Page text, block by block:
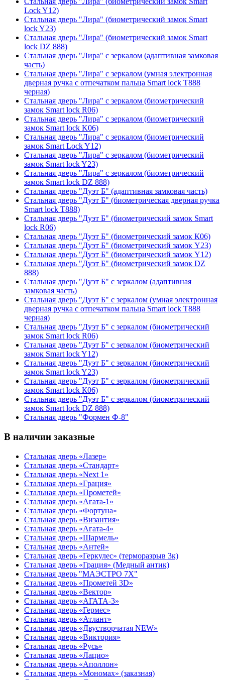
Lock Y12)
Стальная дверь "Лира" (биометрический замок Smart
lock Y23)
Стальная дверь "Лира" (биометрический замок Smart
lock DZ 888)
Стальная дверь "Лира" с зеркалом (адаптивная замковая
часть)
Стальная дверь "Лира" с зеркалом (умная электронная
дверная ручка с отпечатком пальца Smart lock T888
черная)
Стальная дверь "Лира" с зеркалом (биометрический
замок Smart lock R06)
Стальная дверь "Лира" с зеркалом (биометрический
замок Smart lock K06)
Стальная дверь "Лира" с зеркалом (биометрический
замок Smart Lock Y12)
Стальная дверь "Лира" с зеркалом (биометрический
замок Smart lock Y23)
Стальная дверь "Лира" с зеркалом (биометрический
замок Smart lock DZ 888)
Стальная дверь "Дуэт Б" (адаптивная замковая часть)
Стальная дверь "Дуэт Б" (биометрическая дверная ручка
Smart lock T888)
Стальная дверь "Дуэт Б" (биометрический замок Smart
lock R06)
Стальная дверь "Дуэт Б" (биометрический замок К06)
Стальная дверь "Дуэт Б" (биометрический замок Y23)
Стальная дверь "Дуэт Б" (биометрический замок Y12)
Стальная дверь "Дуэт Б" (биометрический замок DZ
888)
Стальная дверь "Дуэт Б" с зеркалом (адаптивная
замковая часть)
Стальная дверь "Дуэт Б" с зеркалом (умная электронная
дверная ручка с отпечатком пальца Smart lock T888
черная)
Стальная дверь "Дуэт Б" с зеркалом (биометрический
замок Smart lock R06)
Стальная дверь "Дуэт Б" с зеркалом (биометрический
замок Smart lock Y12)
Стальная дверь "Дуэт Б" с зеркалом (биометрический
замок Smart lock Y23)
Стальная дверь "Дуэт Б" с зеркалом (биометрический
замок Smart lock К06)
Стальная дверь "Дуэт Б" с зеркалом (биометрический
замок Smart lock DZ 888)
Стальная дверь "Формен Ф-8"
В наличии заказные
Стальная дверь «Лазер»
Стальная дверь «Стандарт»
Стальная дверь «Next 1»
Стальная дверь «Гpация»
Стальная дверь «Прометей»
Стальная дверь «Агата-1»
Стальная дверь «Фортуна»
Стальная дверь «Византия»
Стальная дверь «Агата-4»
Стальная дверь «Шармель»
Стальная дверь «Антей»
Стальная дверь «Геркулес» (терморазрыв 3к)
Стальная дверь «Грация» (Медный антик)
Стальная дверь "МАЭСТРО 7Х"
Стальная дверь «Прометей 3D»
Стальная дверь «Вектор»
Стальная дверь «АГАТА-3»
Стальная дверь «Гермес»
Стальная дверь «Атлант»
Стальная дверь «Двустворчатая NEW»
Стальная дверь «Виктория»
Стальная дверь «Русь»
Стальная дверь «Лацио»
Стальная дверь «Аполлон»
Стальная дверь «Мономах» (заказная)